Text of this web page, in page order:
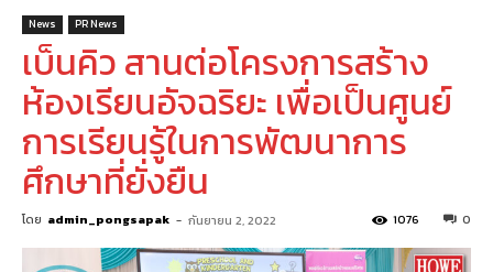
News PR News
เบ็นคิว สานต่อโครงการสร้าง
ห้องเรียนอัจฉริยะ เพื่อเป็นศูนย์
การเรียนรู้ในการพัฒนาการ
ศึกษาที่ยั่งยืน
โดย admin_pongsapak - กันยายน 2, 2022 0
1076